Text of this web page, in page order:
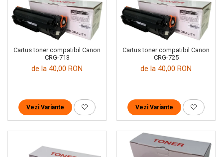
Cartus toner compatibil Canon
CRG-713
de la 40,00 RON
Vezi Variante
Cartus toner compatibil Canon
CRG-725
de la 40,00 RON
Vezi Variante